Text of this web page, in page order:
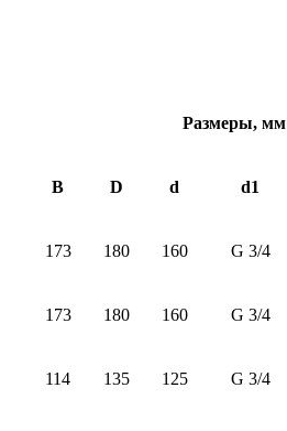
Размеры, мм
B D d d1
173 180 160 G 3/4
173 180 160 G 3/4
114 135 125 G 3/4